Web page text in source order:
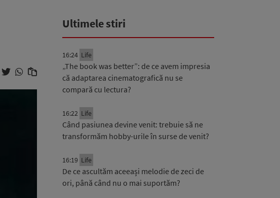
Ultimele stiri
16:24 Life
„The book was better”: de ce avem impresia
că adaptarea cinematografică nu se
compară cu lectura?
16:22 Life
Când pasiunea devine venit: trebuie să ne
transformăm hobby-urile în surse de venit?
16:19 Life
De ce ascultăm aceeași melodie de zeci de
ori, până când nu o mai suportăm?